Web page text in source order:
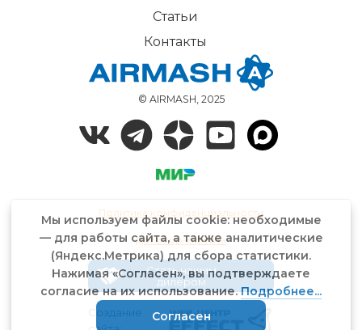
© AIRMASH, 2025
Статьи
Контакты
Политика конфиденциальности
Договор-оферта
Стать нашим
дилером
Мы используем файлы cookie: необходимые
— для работы сайта, а также аналитические
(Яндекс.Метрика) для сбора статистики.
Нажимая «Согласен», вы подтверждаете
согласие на их использование.Подробнее...
Согласен